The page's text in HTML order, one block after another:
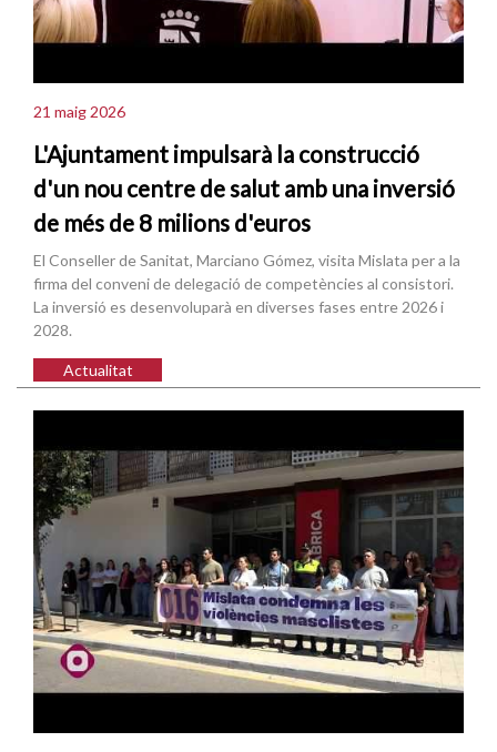
21 maig 2026
L'Ajuntament impulsarà la construcció
d'un nou centre de salut amb una inversió
de més de 8 milions d'euros
El Conseller de Sanitat, Marciano Gómez, visita Mislata per a la
firma del conveni de delegació de competències al consistori.
La inversió es desenvoluparà en diverses fases entre 2026 i
2028.
Actualitat